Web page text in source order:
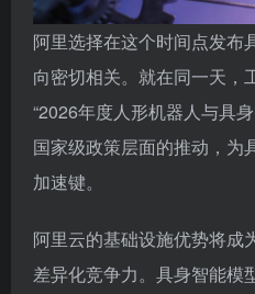
阿里选择在这个时间点发布
向密切相关。就在同一天，
“2026年度人形机器人与具
国家级政策层面的推动，为
加速键。
阿里云的基础设施优势将成
差异化竞争力。具身智能模